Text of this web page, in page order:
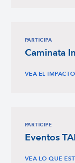
PARTICIPA
Caminata
VEA EL
PARTICIPE
Eventos
VEA LO QUE